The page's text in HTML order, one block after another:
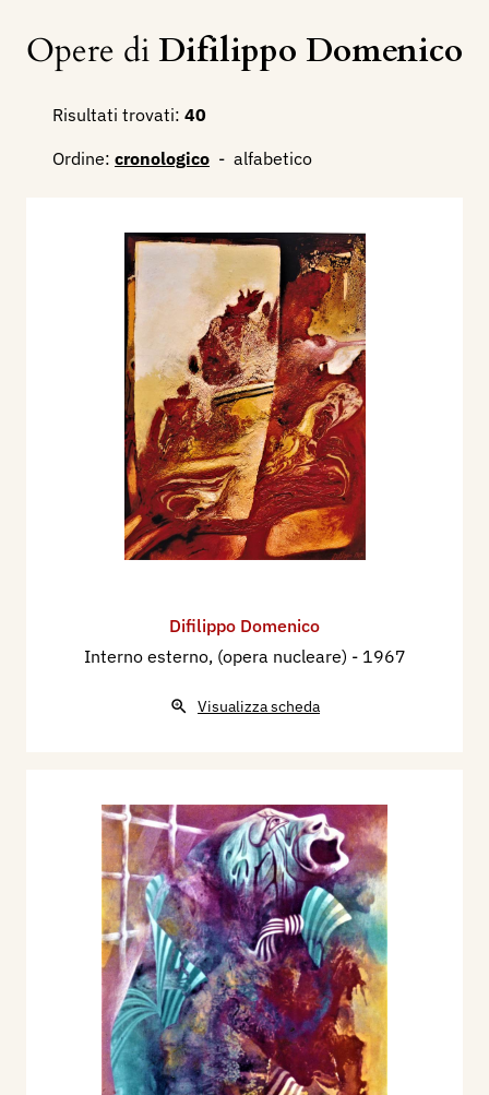
Opere diDifilippo Domenico
Risultati trovati: 40
Ordine: cronologico - alfabetico
Difilippo Domenico
Interno esterno, (opera nucleare) - 1967
Visualizza scheda